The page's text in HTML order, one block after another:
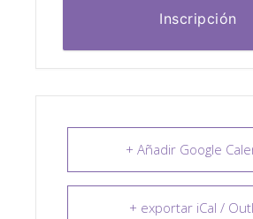
Inscripción
+ Añadir Google
+ exportar iCal /